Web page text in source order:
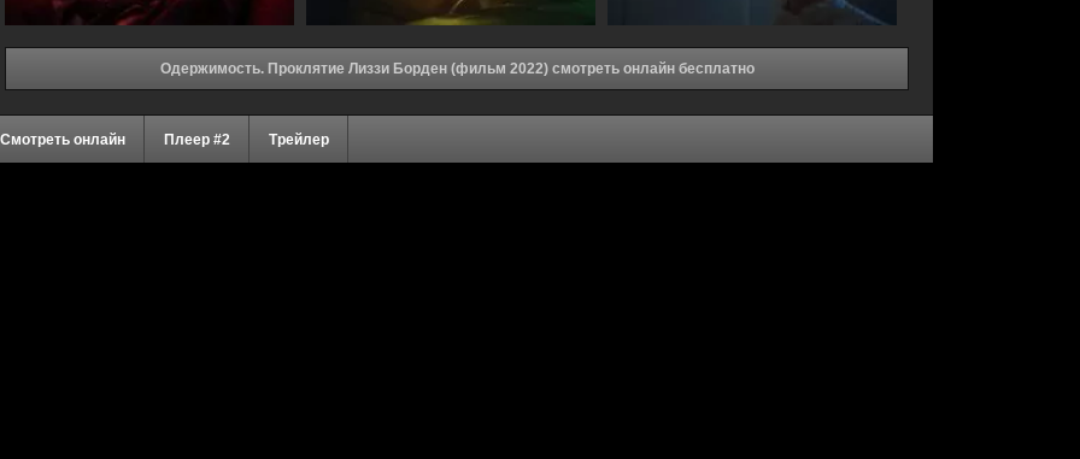
Одержимость. Проклятие Лиззи Борден (фильм 2022) смотреть онлайн бесплатно
Смотреть онлайн Плеер #2 Трейлер